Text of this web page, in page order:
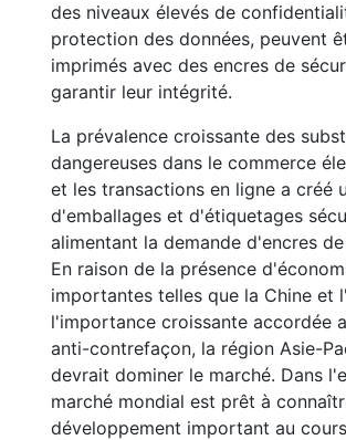
des niveaux élevés de
protection des données, peuvent
imprimés avec des encres de
garantir leur intégrité.
La prévalence croissante des
dangereuses dans le commerce
et les transactions en ligne a créé
d'emballages et d'étiquetages
alimentant la demande d'encres
En raison de la présence
importantes telles que la Chine et
l'importance croissante accordée
anti-contrefaçon, la région Asie-
devrait dominer le marché. Dans
marché mondial est prêt à
développement important au